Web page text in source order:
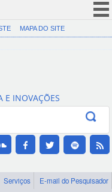
(COVID-19)
Canais
MAPA DO SITE
E INOVAÇÕES
Serviços
E-mail do Pesquisador